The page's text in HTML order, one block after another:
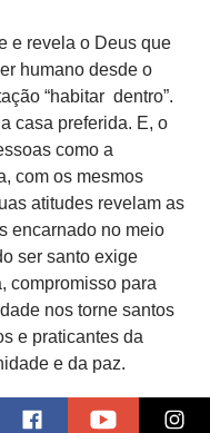
e revela o Deus que
humano desde o
“habitar  dentro”.
casa preferida. E, o
como a
com os mesmos
atitudes revelam as
encarnado no meio
ser santo exige
compromisso para
nos torne santos
e praticantes da
e da paz.